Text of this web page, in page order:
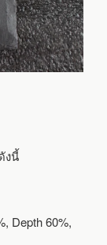
งนี้
Depth 60%,